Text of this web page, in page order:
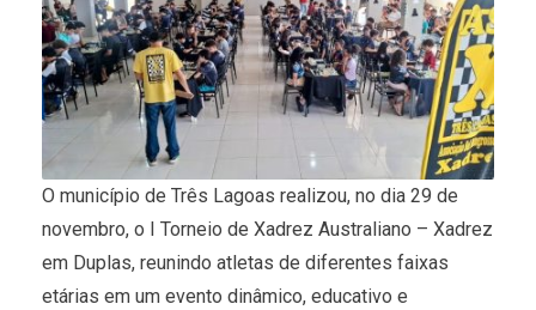
O município de Três Lagoas realizou, no dia 29 de
novembro, o I Torneio de Xadrez Australiano – Xadrez
em Duplas, reunindo atletas de diferentes faixas
etárias em um evento dinâmico, educativo e